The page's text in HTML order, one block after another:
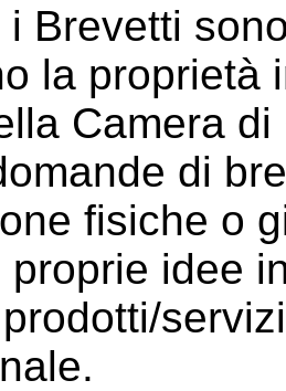
i Brevetti
la proprietà
Camera
di
fisiche o
proprie idee